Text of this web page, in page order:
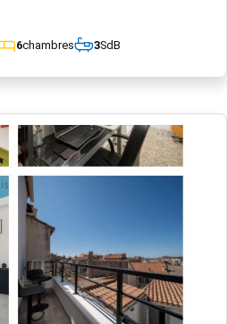
6chambres 3SdB